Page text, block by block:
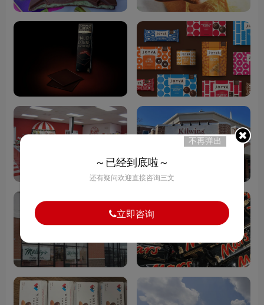
不再弹出
～已经到底啦～
还有疑问欢迎直接咨询三文
立即咨询